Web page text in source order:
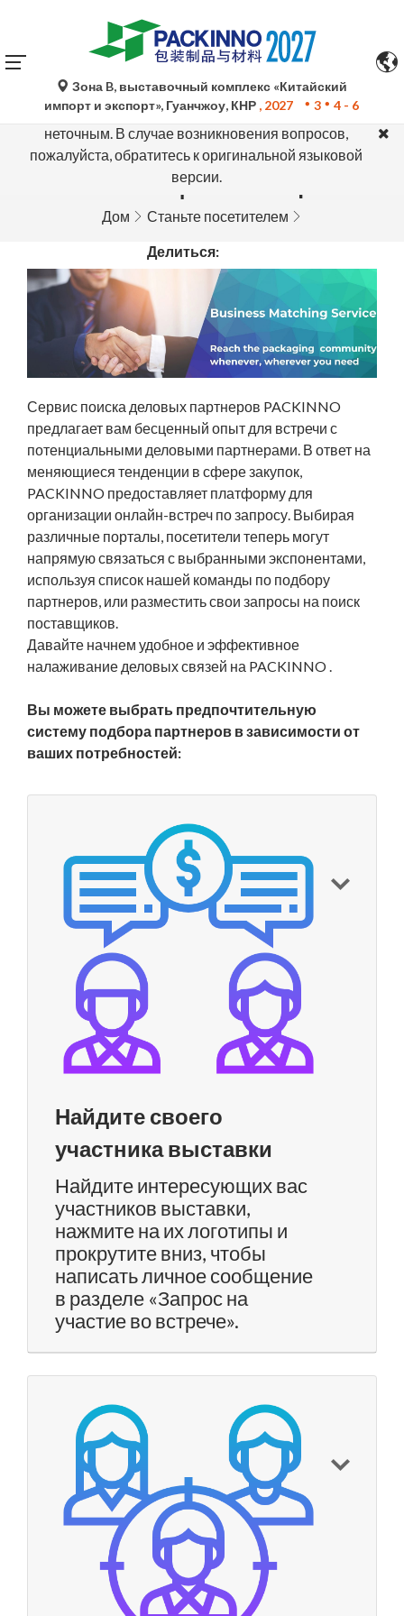
Автоматический перевод Google Translate носит
исключительно справочный характер и может быть
неточным. В случае возникновения вопросов,
пожалуйста, обратитесь к оригинальной языковой
версии.
Зона B, выставочный комплекс «Китайский
импорт и экспорт», Гуанчжоу, КНР , 2027 3 4 - 6
Сеть поставщиков Printpackers
Дом Станьте посетителем
Делиться:
Сервис поиска деловых партнеров PACKINNO
предлагает вам бесценный опыт для встречи с
потенциальными деловыми партнерами. В ответ на
меняющиеся тенденции в сфере закупок,
PACKINNO предоставляет платформу для
организации онлайн-встреч по запросу. Выбирая
различные порталы, посетители теперь могут
напрямую связаться с выбранными экспонентами,
используя список нашей команды по подбору
партнеров, или разместить свои запросы на поиск
поставщиков.
Давайте начнем удобное и эффективное
налаживание деловых связей на PACKINNO
Вы можете выбрать предпочтительную
систему подбора партнеров в зависимости от
ваших потребностей:
Найдите своего
участника выставки
Найдите интересующих вас
участников выставки,
нажмите на их логотипы и
прокрутите вниз, чтобы
написать личное сообщение
в разделе «Запрос на
участие во встрече».